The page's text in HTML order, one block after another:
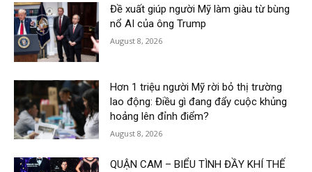
Đề xuất giúp người Mỹ làm giàu từ bùng
nổ AI của ông Trump
August 8, 2026
Hơn 1 triệu người Mỹ rời bỏ thị trường
lao động: Điều gì đang đẩy cuộc khủng
hoảng lên đỉnh điểm?
August 8, 2026
QUẬN CAM – BIỂU TÌNH ĐẦY KHÍ THẾ